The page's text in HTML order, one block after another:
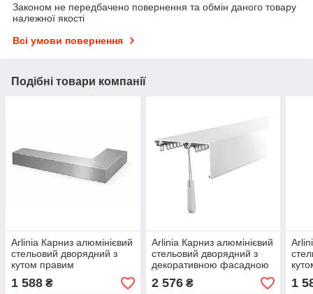
Законом не передбачено повернення та обмін даного товару
належної якості
Всі умови повернення
Подібні товари компанії
Arlinia Карниз алюмінієвий
стельовий дворядний з
кутом правим
декоративною фасадною
планкою Сталевий
1 588 ₴
Arlinia Карниз алюмінієвий
стельовий дворядний з
декоративною фасадною
планкою Білий, з
шнуровим керуванням
2 576₴ 1